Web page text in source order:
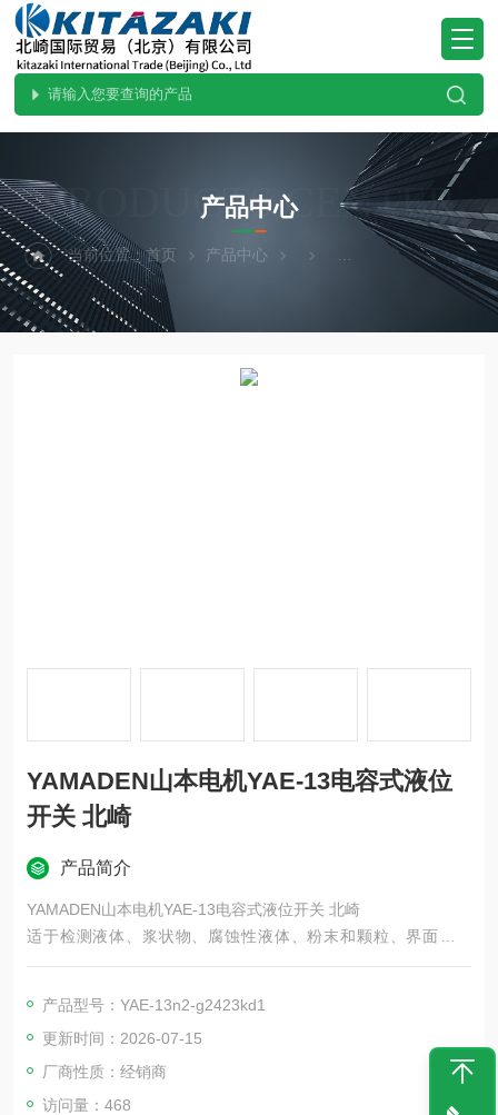
PRODUCTS CENTER
产品中心
当前位置：首页 产品中心 YAMADEN山本电机
YAMADEN山本电机YAE-13电容式液位
开关 北崎
产品简介
YAMADEN山本电机YAE-13电容式液位开关 北崎
适于检测液体、浆状物、腐蚀性液体、粉末和颗粒、界面和气
泡。
・消除了粘附和浮子型、电极型等问题。
・与大多数测量材料兼容，消除了传统电容型的缺点。
产品型号：YAE-13n2-g2423kd1
更新时间：2026-07-15
厂商性质：经销商
访问量：468